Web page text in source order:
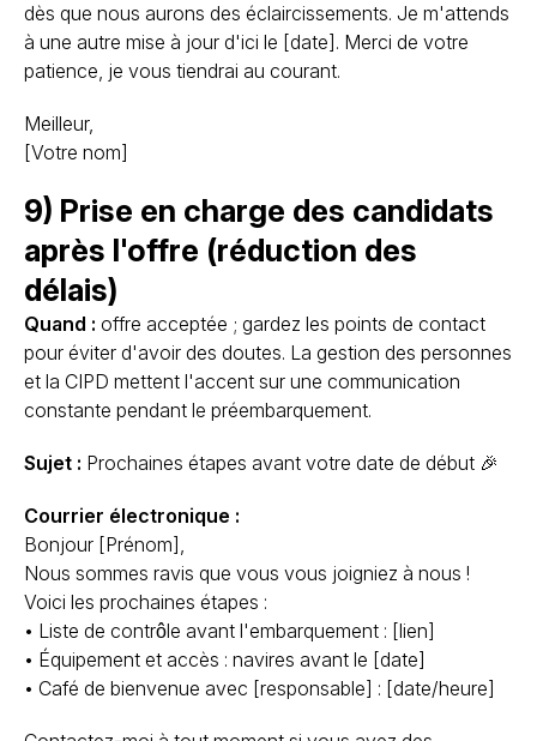
dès que nous aurons des éclaircissements. Je m'attends
à une autre mise à jour d'ici le [date]. Merci de votre
patience, je vous tiendrai au courant.
Meilleur,
[Votre nom]
9) Prise en charge des candidats
après l'offre (réduction des
délais)
Quand : offre acceptée ; gardez les points de contact
pour éviter d'avoir des doutes. La gestion des personnes
et la CIPD mettent l'accent sur une communication
constante pendant le préembarquement.
Sujet : Prochaines étapes avant votre date de début 🎉
Courrier électronique :
Bonjour [Prénom],
Nous sommes ravis que vous vous joigniez à nous !
Voici les prochaines étapes :
• Liste de contrôle avant l'embarquement : [lien]
• Équipement et accès : navires avant le [date]
• Café de bienvenue avec [responsable] : [date/heure]